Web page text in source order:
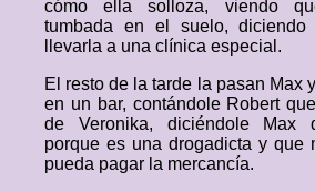
cómo ella solloza, viendo
tumbada en el suelo, diciendo
llevarla a una clínica especial.
El resto de la tarde la pasan Max
en un bar, contándole Robert
de Veronika, diciéndole Max
porque es una drogadicta y que
pueda pagar la mercancía.